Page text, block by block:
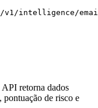
retorna dados
pontuação de risco e